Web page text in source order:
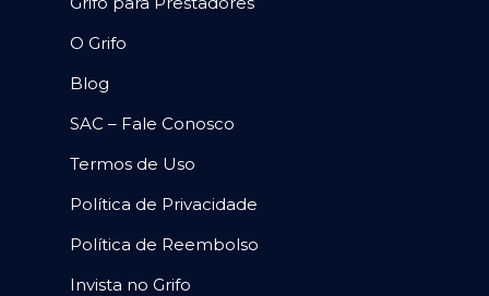
O Grifo
Blog
SAC – Fale Conosco
Termos de Uso
Política de Privacidade
Política de Reembolso
Invista no Grifo